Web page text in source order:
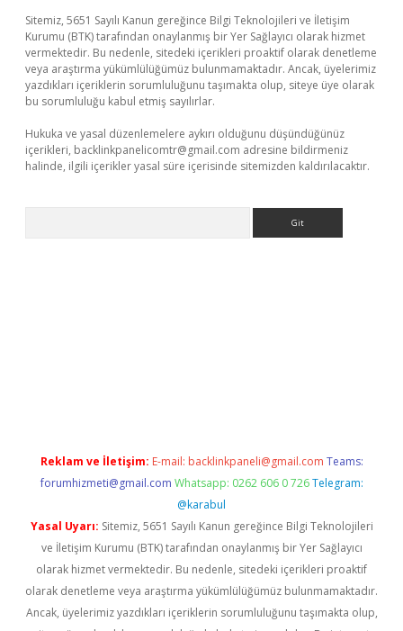
Sitemiz, 5651 Sayılı Kanun gereğince Bilgi Teknolojileri ve İletişim
Kurumu (BTK) tarafından onaylanmış bir Yer Sağlayıcı olarak hizmet
vermektedir. Bu nedenle, sitedeki içerikleri proaktif olarak denetleme
veya araştırma yükümlülüğümüz bulunmamaktadır. Ancak, üyelerimiz
yazdıkları içeriklerin sorumluluğunu taşımakta olup, siteye üye olarak
bu sorumluluğu kabul etmiş sayılırlar.
Hukuka ve yasal düzenlemelere aykırı olduğunu düşündüğünüz
içerikleri, backlinkpanelicomtr@gmail.com adresine bildirmeniz
halinde, ilgili içerikler yasal süre içerisinde sitemizden kaldırılacaktır.
Reklam ve İletişim: E-mail: backlinkpaneli@gmail.com Teams:
forumhizmeti@gmail.com Whatsapp: 0262 606 0 726 Telegram:
@karabul
Yasal Uyarı: Sitemiz, 5651 Sayılı Kanun gereğince Bilgi Teknolojileri
ve İletişim Kurumu (BTK) tarafından onaylanmış bir Yer Sağlayıcı
olarak hizmet vermektedir. Bu nedenle, sitedeki içerikleri proaktif
olarak denetleme veya araştırma yükümlülüğümüz bulunmamaktadır.
Ancak, üyelerimiz yazdıkları içeriklerin sorumluluğunu taşımakta olup,